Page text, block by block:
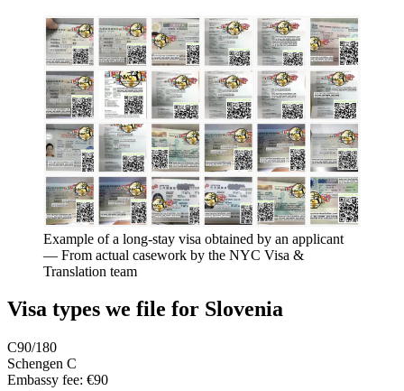
Example of a long-stay visa obtained by an applicant
— From actual casework by the NYC Visa &
Translation team
Visa types we file for Slovenia
C90/180
Schengen C
Embassy fee: €90